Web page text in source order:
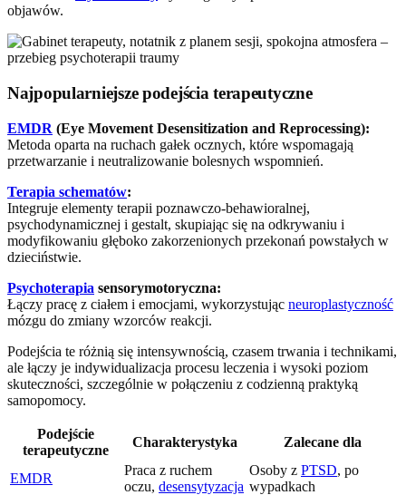
objawów.
Najpopularniejsze podejścia terapeutyczne
EMDR (Eye Movement Desensitization and Reprocessing):
Metoda oparta na ruchach gałek ocznych, które wspomagają
przetwarzanie i neutralizowanie bolesnych wspomnień.
Terapia schematów:
Integruje elementy terapii poznawczo-behawioralnej,
psychodynamicznej i gestalt, skupiając się na odkrywaniu i
modyfikowaniu głęboko zakorzenionych przekonań powstałych w
dzieciństwie.
Psychoterapia sensorymotoryczna:
Łączy pracę z ciałem i emocjami, wykorzystując neuroplastyczność
mózgu do zmiany wzorców reakcji.
Podejścia te różnią się intensywnością, czasem trwania i technikami,
ale łączy je indywidualizacja procesu leczenia i wysoki poziom
skuteczności, szczególnie w połączeniu z codzienną praktyką
samopomocy.
Podejście
terapeutyczne
Charakterystyka Zalecane dla
EMDR
Praca z ruchem
oczu, desensytyzacja
Osoby z PTSD, po
wypadkach